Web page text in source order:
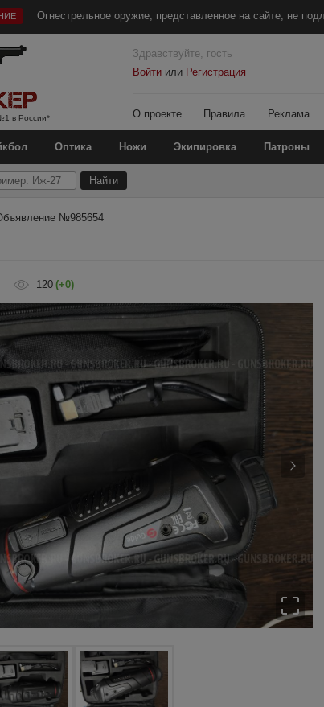
Огнестрельное оружие, представленное на сайте, не
в России*
Здравствуйте, гость
Войтиили Регистрация
О проекте Правила Реклама
Оптика Ножи Экипировка Патроны
№985654
120 (+0)